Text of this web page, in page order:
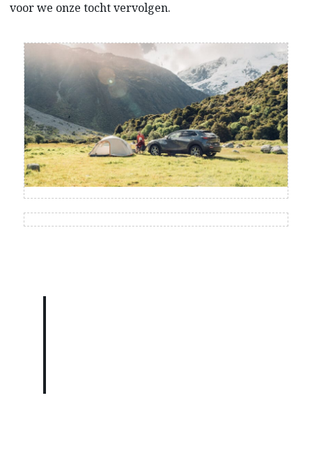
voor we onze tocht vervolgen.